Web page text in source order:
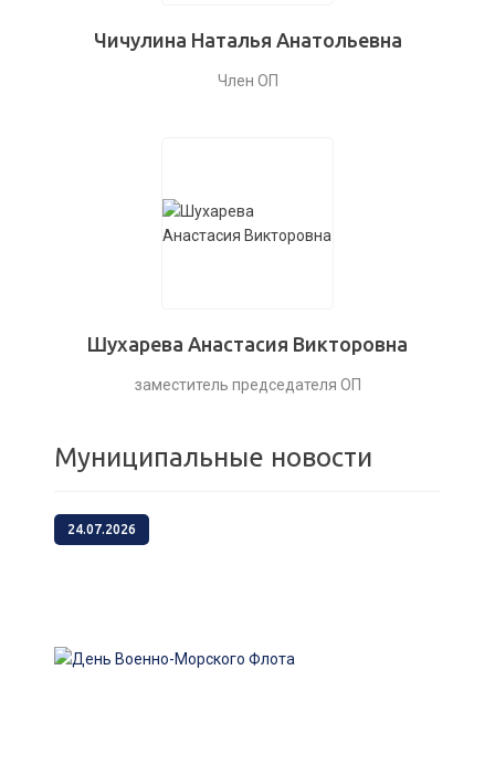
Чичулина Наталья Анатольевна
Член ОП
Шухарева Анастасия Викторовна
заместитель председателя ОП
Муниципальные новости
24.07.2026